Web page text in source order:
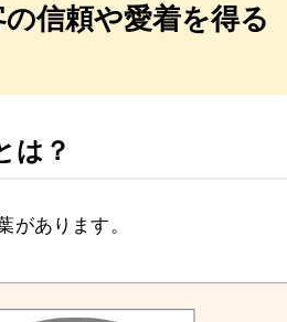
信頼や愛着を得る
は？
があります。